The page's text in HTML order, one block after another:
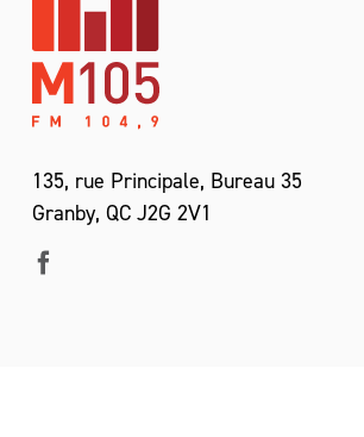
135, rue Principale, Bureau 35
Granby, QC J2G 2V1